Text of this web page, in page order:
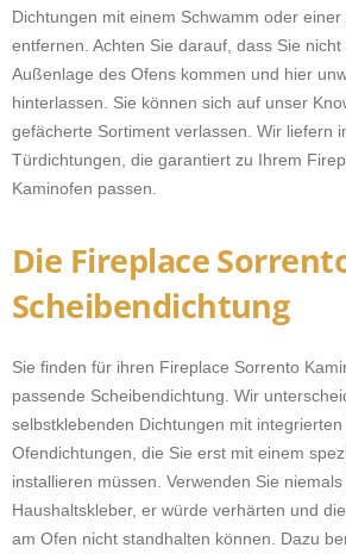
Dichtungen mit einem Schwamm oder
entfernen. Achten Sie darauf, dass Sie
Außenlage des Ofens kommen und hier
hinterlassen. Sie können sich auf unser
gefächerte Sortiment verlassen. Wir liefern
Türdichtungen, die garantiert zu Ihrem
Kaminofen passen.
Die Fireplace
Scheibendichtung
Sie finden für ihren Fireplace Sorrento
passende Scheibendichtung. Wir
selbstklebenden Dichtungen mit
Ofendichtungen, die Sie erst mit einem
installieren müssen. Verwenden Sie
Haushaltskleber, er würde verhärten und
am Ofen nicht standhalten können. Dazu